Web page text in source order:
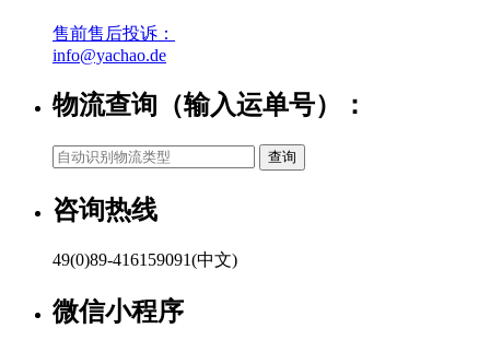
售前售后投诉：
info@yachao.de
物流查询（输入运单号）：
咨询热线
49(0)89-416159091(中文)
微信小程序